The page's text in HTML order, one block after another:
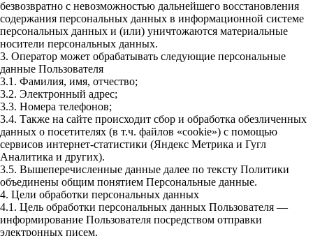
безвозвратно с невозможностью дальнейшего восстановления
содержания персональных данных в информационной системе
персональных данных и (или) уничтожаются материальные
носители персональных данных.
3. Оператор может обрабатывать следующие персональные
данные Пользователя
3.1. Фамилия, имя, отчество;
3.2. Электронный адрес;
3.3. Номера телефонов;
3.4. Также на сайте происходит сбор и обработка обезличенных
данных о посетителях (в т.ч. файлов «cookie») с помощью
сервисов интернет-статистики (Яндекс Метрика и Гугл
Аналитика и других).
3.5. Вышеперечисленные данные далее по тексту Политики
объединены общим понятием Персональные данные.
4. Цели обработки персональных данных
4.1. Цель обработки персональных данных Пользователя —
информирование Пользователя посредством отправки
электронных писем.